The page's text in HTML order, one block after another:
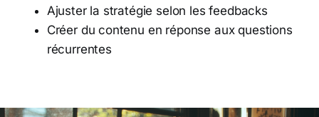
Ajuster la stratégie selon les feedbacks
Créer du contenu en réponse aux questions
récurrentes